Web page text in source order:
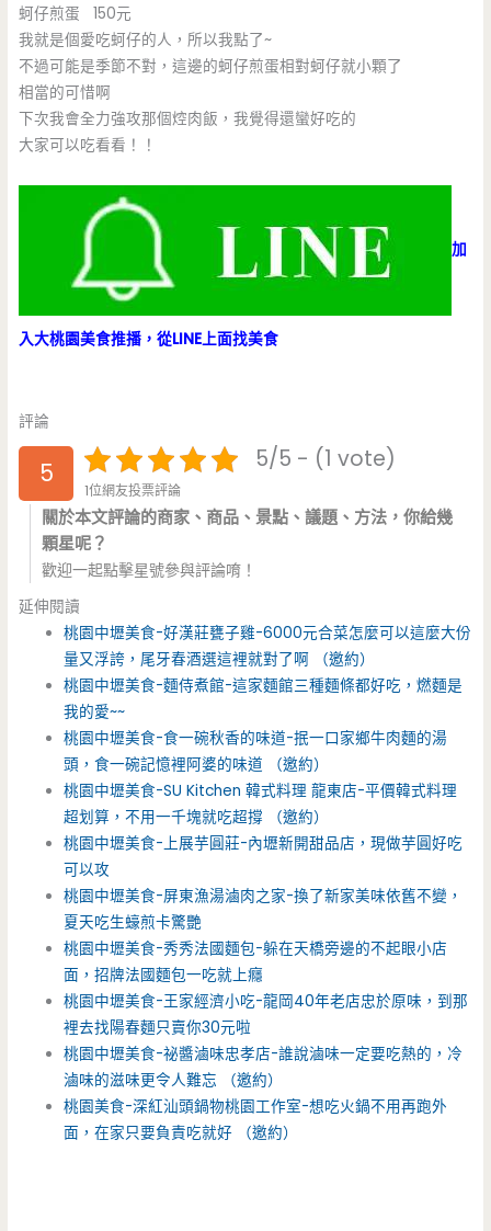
蚵仔煎蛋 150元
我就是個愛吃蚵仔的人，所以我點了~
不過可能是季節不對，這邊的蚵仔煎蛋相對蚵仔就小顆了
相當的可惜啊
下次我會全力強攻那個焢肉飯，我覺得還蠻好吃的
大家可以吃看看！！
加
入大桃園美食推播，從LINE上面找美食
評論
5 5/5 - (1 vote)
1位網友投票評論
關於本文評論的商家、商品、景點、議題、方法，你給幾
顆星呢？
歡迎一起點擊星號參與評論唷！
延伸閱讀
桃園中壢美食-好漢莊甕子雞-6000元合菜怎麼可以這麼大份
量又浮誇，尾牙春酒選這裡就對了啊 （邀約）
桃園中壢美食-麵侍煮館-這家麵館三種麵條都好吃，燃麵是
我的愛~~
桃園中壢美食-食一碗秋香的味道-抿一口家鄉牛肉麵的湯
頭，食一碗記憶裡阿婆的味道 （邀約）
桃園中壢美食-SU Kitchen 韓式料理 龍東店-平價韓式料理
超划算，不用一千塊就吃超撐 （邀約）
桃園中壢美食-上展芋圓莊-內壢新開甜品店，現做芋圓好吃
可以攻
桃園中壢美食-屏東漁湯滷肉之家-換了新家美味依舊不變，
夏天吃生蠔煎卡驚艷
桃園中壢美食-秀秀法國麵包-躲在天橋旁邊的不起眼小店
面，招牌法國麵包一吃就上癮
桃園中壢美食-王家經濟小吃-龍岡40年老店忠於原味，到那
裡去找陽春麵只賣你30元啦
桃園中壢美食-祕醬滷味忠孝店-誰說滷味一定要吃熱的，冷
滷味的滋味更令人難忘 （邀約）
桃園美食-深紅汕頭鍋物桃園工作室-想吃火鍋不用再跑外
面，在家只要負責吃就好 （邀約）